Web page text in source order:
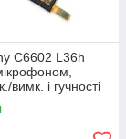
C6602 L36h
вимк. і гучності